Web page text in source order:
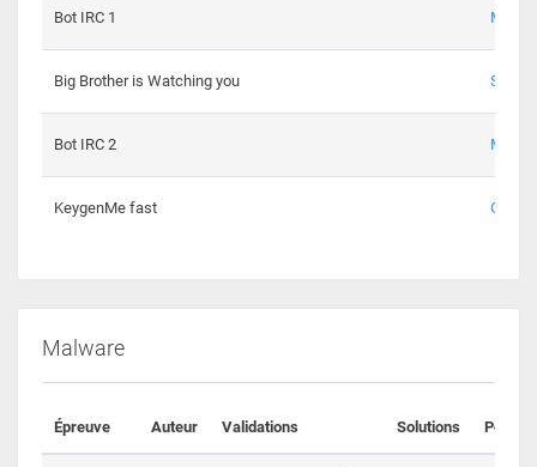
Bot IRC 1
Big Brother is Watching you
Bot IRC 2
KeygenMe fast Ge0
Malware
Épreuve Auteur Validations Solutions Points